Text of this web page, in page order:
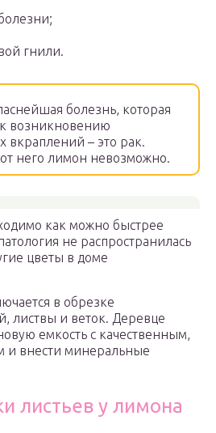
гнили.
болезнь, которая
возникновению
вкраплений – это рак.
него лимон невозможно.
как можно быстрее
не распространилась
цветы в доме
в обрезке
листвы и веток. Деревце
емкость с качественным,
и внести минеральные
листьев у лимона